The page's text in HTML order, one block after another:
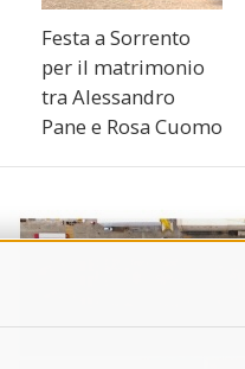
Festa a Sorrento
per il matrimonio
tra Alessandro
Pane e Rosa Cuomo